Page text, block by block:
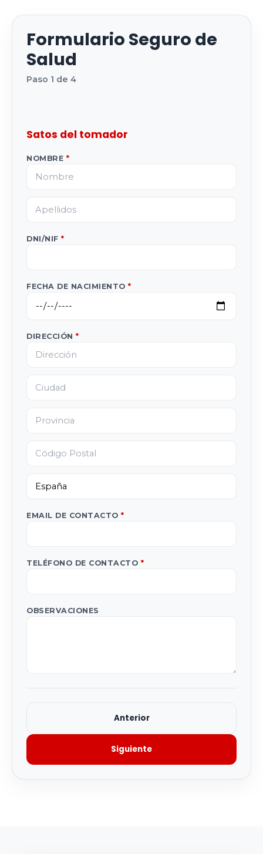
Formulario Seguro de
Salud
Paso 1 de 4
Satos del tomador
NOMBRE *
DNI/NIF *
FECHA DE NACIMIENTO *
DIRECCIÓN *
EMAIL DE CONTACTO *
TELÉFONO DE CONTACTO *
OBSERVACIONES
Anterior
Siguiente